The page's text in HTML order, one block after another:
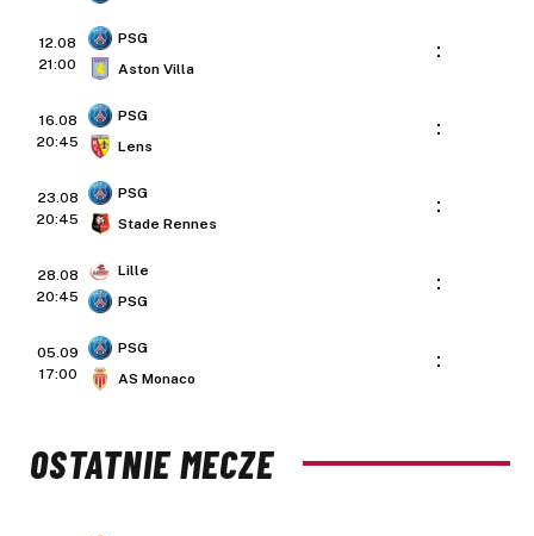
12.08
21:00
PSG
Aston Villa
:
16.08
20:45
PSG
Lens
:
23.08
20:45
PSG
Stade Rennes
:
28.08
20:45
Lille
PSG
:
05.09
17:00
PSG
AS Monaco
:
OSTATNIE MECZE